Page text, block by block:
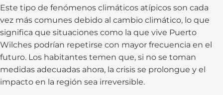
Este tipo de fenómenos climáticos atípicos son cada
vez más comunes debido al cambio climático, lo que
significa que situaciones como la que vive Puerto
Wilches podrían repetirse con mayor frecuencia en el
futuro. Los habitantes temen que, si no se toman
medidas adecuadas ahora, la crisis se prolongue y el
impacto en la región sea irreversible.